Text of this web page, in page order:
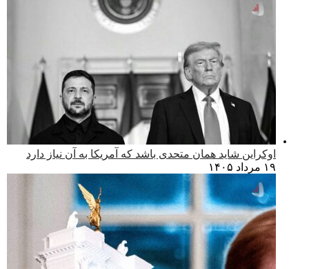
اوکراین شاید همان متحدی باشد که آمریکا به آن نیاز دارد
۱۹ مرداد ۱۴۰۵